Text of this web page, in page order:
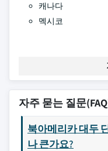
캐나다
멕시코
자주 묻는 질문
북아메리카 대두
나 큰가요?